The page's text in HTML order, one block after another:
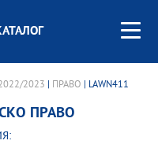
2023 ПРАВО | LAWN411
ПРАВО